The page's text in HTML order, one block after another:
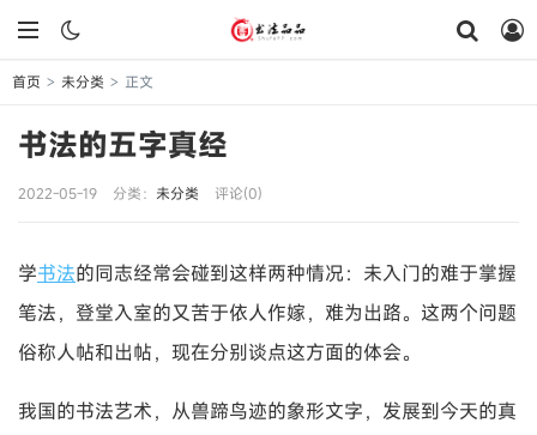
首页 > 未分类 > 正文
书法的五字真经
2022-05-19 分类： 未分类 评论(0)
学书法的同志经常会碰到这样两种情况：未入门的难于掌握
笔法，登堂入室的又苦于依人作嫁，难为出路。这两个问题
俗称人帖和出帖，现在分别谈点这方面的体会。
我国的书法艺术，从兽蹄鸟迹的象形文字，发展到今天的真